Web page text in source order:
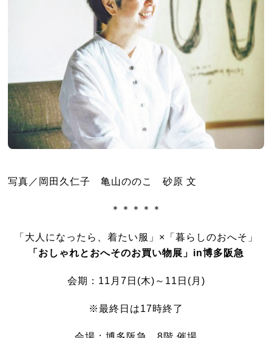
写真／岡田久仁子 亀山ののこ 砂原 文
＊＊＊＊＊
「大人になったら、着たい服」×「暮らしのおへそ」
「おしゃれとおへそのお買い物展」in博多阪急
会期：11月7日(木)～11日(月)
※最終日は17時終了